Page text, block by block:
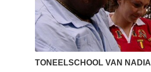
TONEELSCHOOL VAN NADIA